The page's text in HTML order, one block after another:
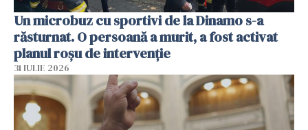
Un microbuz cu sportivi de la Dinamo s-a
răsturnat. O persoană a murit, a fost activat
planul roșu de intervenție
31 IULIE 2026